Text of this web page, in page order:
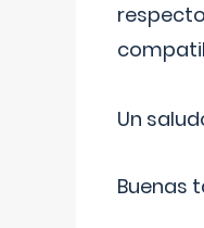
Un
Buenas